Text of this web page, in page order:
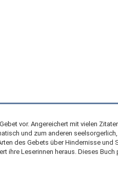
vor. Angereichert mit vielen
und zum anderen
des Gebets über Hindernisse und
ihre Leserinnen heraus. Dieses Buch